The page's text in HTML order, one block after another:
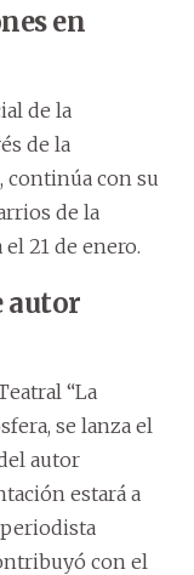
en
de la
de la
continúa con su
de la
21 de enero.
autor
“La
se lanza el
autor
estará a
periodista
con el